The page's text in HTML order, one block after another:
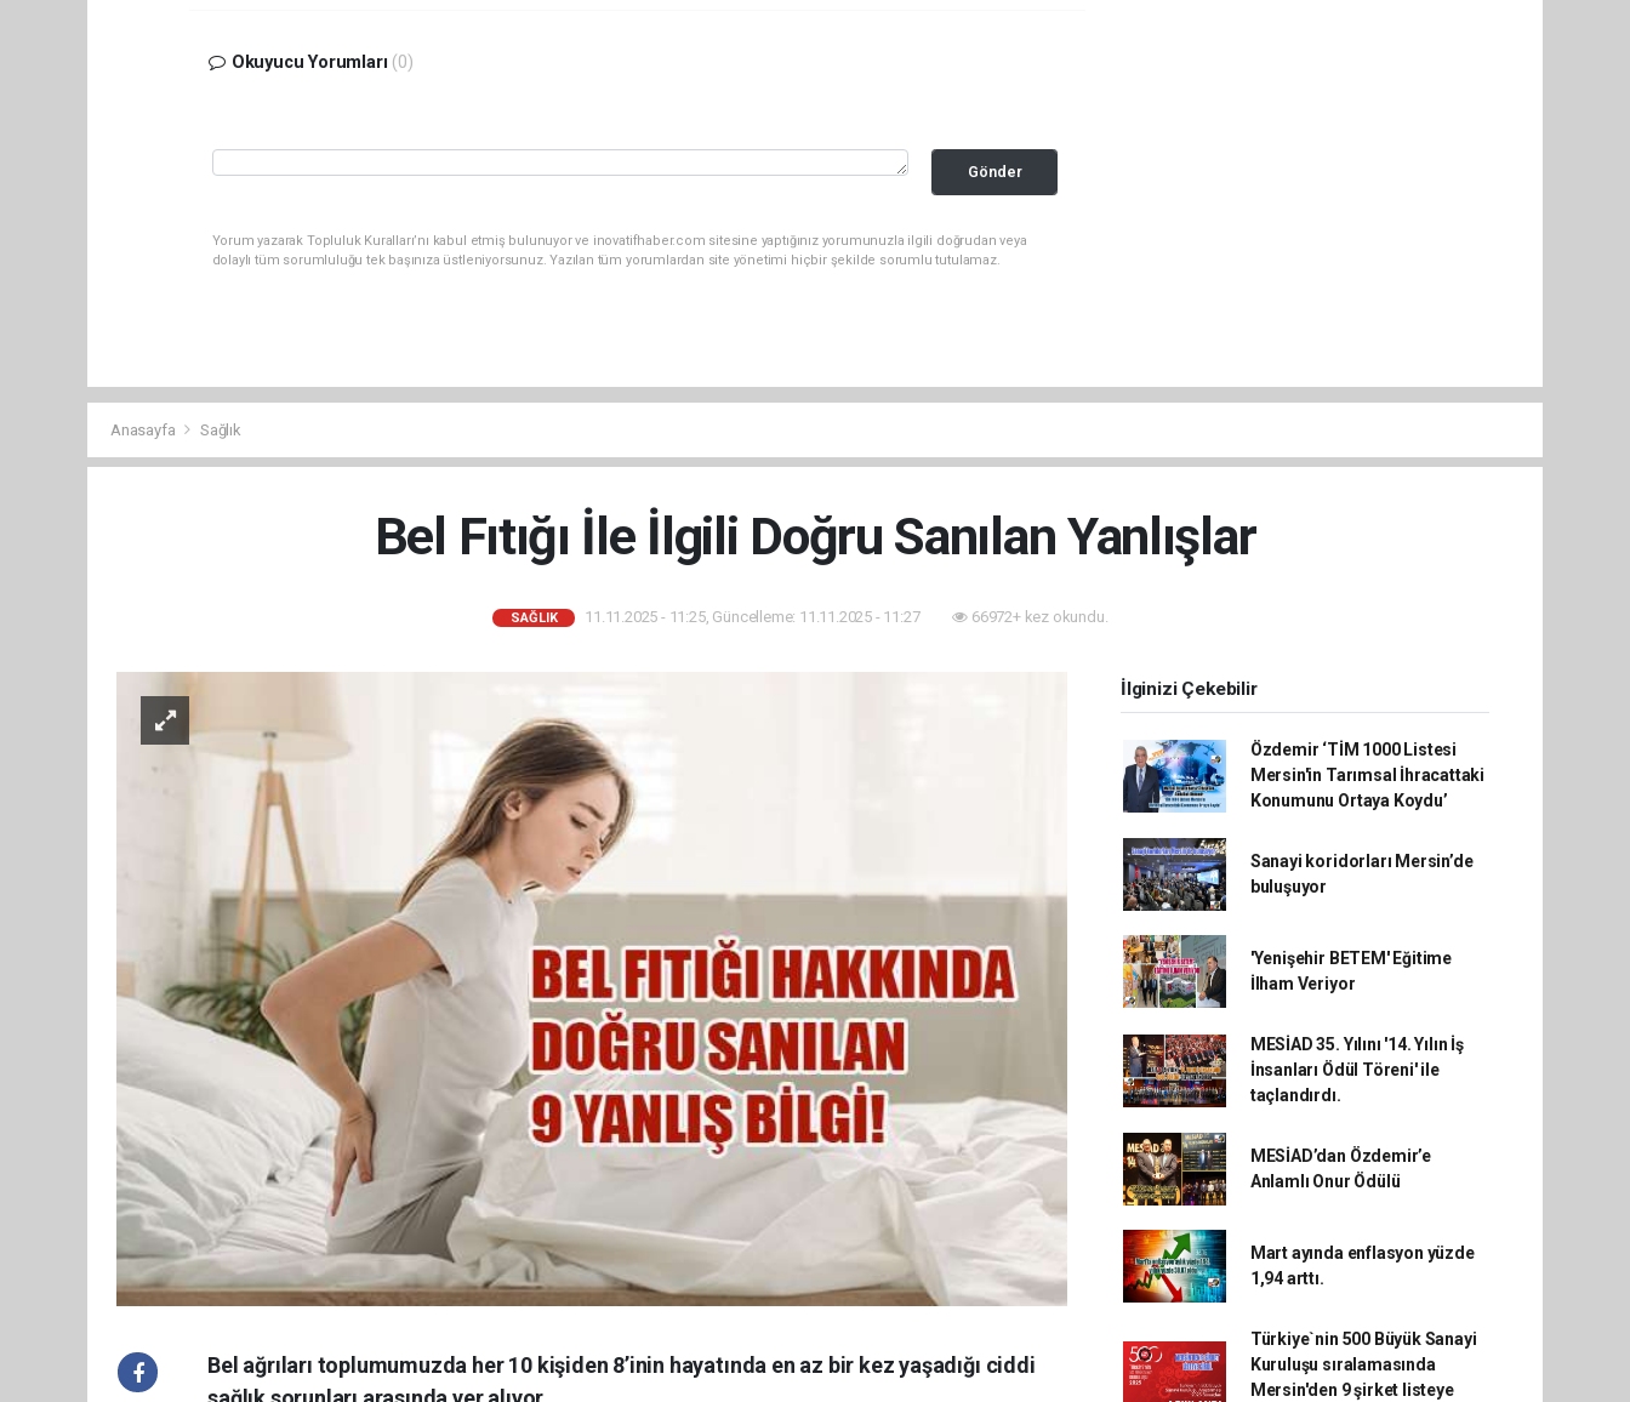
Okuyucu Yorumları (0)
Gönder
Yorum yazarak Topluluk Kuralları’nı kabul etmiş bulunuyor ve inovatifhaber.com sitesine yaptığınız yorumunuzla ilgili doğrudan veya
dolaylı tüm sorumluluğu tek başınıza üstleniyorsunuz. Yazılan tüm yorumlardan site yönetimi hiçbir şekilde sorumlu tutulamaz.
Anasayfa Sağlık
Bel Fıtığı İle İlgili Doğru Sanılan Yanlışlar
SAĞLIK 11.11.2025 - 11:25, Güncelleme: 11.11.2025 - 11:27 66972+ kez okundu.
Bel ağrıları toplumumuzda her 10 kişiden 8’inin hayatında en az bir kez yaşadığı ciddi
İlginizi Çekebilir
Özdemir ‘TİM 1000 Listesi
Mersin'in Tarımsal İhracattaki
Konumunu Ortaya Koydu’
Sanayi koridorları Mersin’de
buluşuyor
'Yenişehir BETEM' Eğitime
İlham Veriyor
MESİAD 35. Yılını '14. Yılın İş
İnsanları Ödül Töreni' ile
taçlandırdı.
MESİAD’dan Özdemir’e
Anlamlı Onur Ödülü
Mart ayında enflasyon yüzde
1,94 arttı.
Türkiye`nin 500 Büyük Sanayi
Kuruluşu sıralamasında
Mersin'den 9 şirket listeye